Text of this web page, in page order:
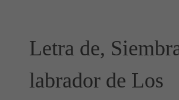
Letra de,
labrador de Los